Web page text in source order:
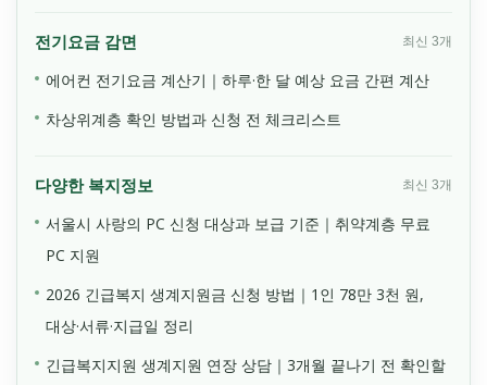
전기요금 감면 최신 3개
에어컨 전기요금 계산기｜하루·한 달 예상 요금 간편 계산
차상위계층 확인 방법과 신청 전 체크리스트
다양한 복지정보 최신 3개
서울시 사랑의 PC 신청 대상과 보급 기준｜취약계층 무료
PC 지원
2026 긴급복지 생계지원금 신청 방법｜1인 78만 3천 원,
대상·서류·지급일 정리
긴급복지지원 생계지원 연장 상담｜3개월 끝나기 전 확인할